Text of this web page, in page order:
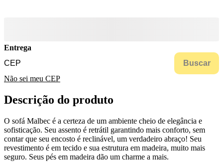
Entrega
Buscar
Não sei meu CEP
Descrição do produto
O sofá Malbec é a certeza de um ambiente cheio de elegância e
sofisticação. Seu assento é retrátil garantindo mais conforto, sem
contar que seu encosto é reclinável, um verdadeiro abraço! Seu
revestimento é em tecido e sua estrutura em madeira, muito mais
seguro. Seus pés em madeira dão um charme a mais.